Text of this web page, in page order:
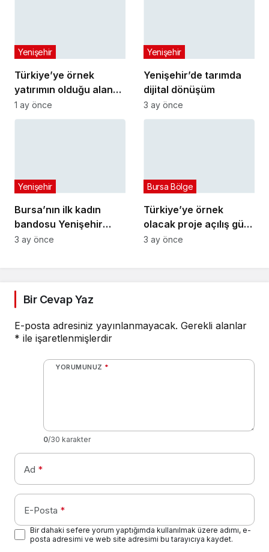
Türkiye’ye örnek
yatırımın olduğu alana
jandarma karakolu
yapılıyor
Yenişehir
1 ay önce
Yenişehir’de tarımda
dijital dönüşüm
Yenişehir
3 ay önce
Bursa’nın ilk kadın
bandosu Yenişehir
sokaklarında
Yenişehir
3 ay önce
Türkiye’ye örnek
olacak proje açılış gün
sayıyor
Bursa Bölge
3 ay önce
Bir Cevap Yaz
E-posta adresiniz yayınlanmayacak. Gerekli alanlar
* ile işaretlenmişlerdir
YORUMUNUZ *
0/30 karakter
Ad *
E-Posta *
Bir dahaki sefere yorum yaptığımda kullanılmak üzere adımı, e-
posta adresimi ve web site adresimi bu tarayıcıya kaydet.